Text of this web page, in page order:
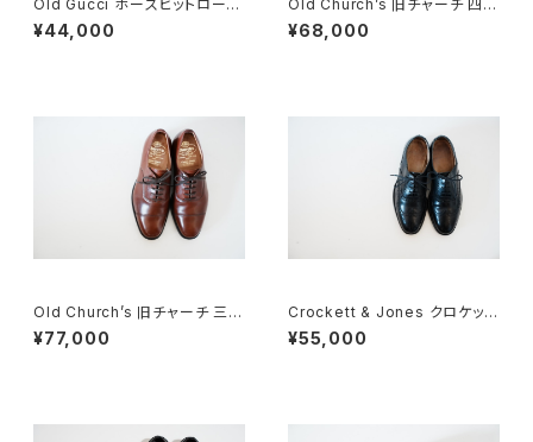
Old Gucci ホースビットローフ
ァー 37C BK Suede
¥44,000
Old Church’s 旧チャーチ 四都
市 Chetwynd 50G
¥68,000
Old Church’s 旧チャーチ 三都
市 CONSUL 50G
¥77,000
Crockett & Jones クロケット
&ジョーンズ Canterbury 5E
¥55,000